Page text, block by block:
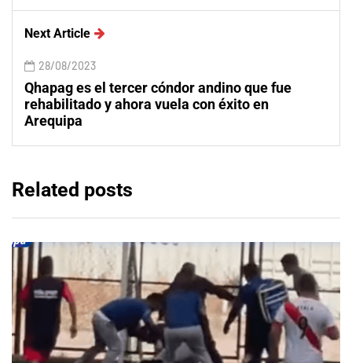
Next Article
28/08/2023
Qhapag es el tercer cóndor andino que fue
rehabilitado y ahora vuela con éxito en
Arequipa
Related posts